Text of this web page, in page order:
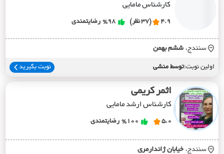
کارشناس مامایی
4.9 (37 نظر) %98 رضایتمندی
سنندج، ششم بهمن
اولین نوبت:توسط منشی نوبت بگیرید
اثمر کریمی
کارشناس ارشد مامایی
5.0
%100 رضایتمندی
سنندج، خيابان ژاندارمري